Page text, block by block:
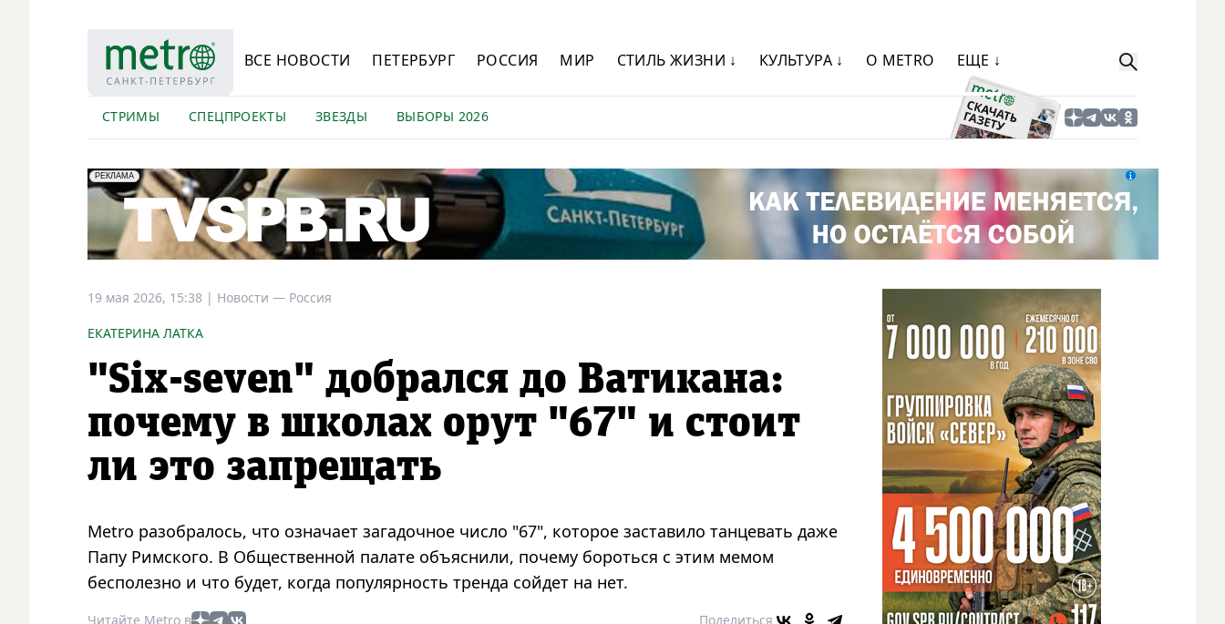
ВСЕ НОВОСТИ ПЕТЕРБУРГ РОССИЯ МИР СТИЛЬ ЖИЗНИ ↓ КУЛЬТУРА ↓ О METRO ЕЩЕ ↓
СТРИМЫ СПЕЦПРОЕКТЫ ЗВЕЗДЫ ВЫБОРЫ 2026
erid: LdtCK5Efv
РЕКЛАМА
АО "ГАТР", ИНН: 7841320717
19 мая 2026, 15:38 | Новости — Россия
ЕКАТЕРИНА ЛАТКА
"Six-seven" добрался до Ватикана:
почему в школах орут "67" и стоит
ли это запрещать
Metro разобралось, что означает загадочное число "67", которое заставило танцевать даже
Папу Римского. В Общественной палате объяснили, почему бороться с этим мемом
бесполезно и что будет, когда популярность тренда сойдет на нет.
Читайте Metro в Поделиться